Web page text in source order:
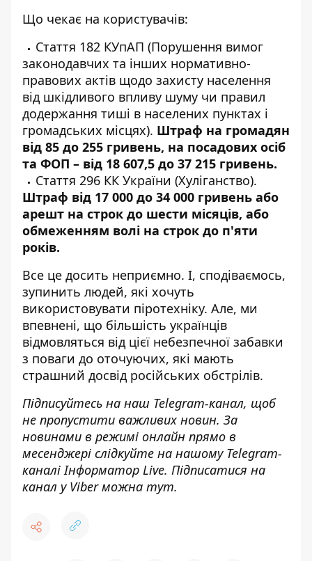
Що чекає на користувачів:
Стаття 182 КУпАП (Порушення вимог
законодавчих та інших нормативно-
правових актів щодо захисту населення
від шкідливого впливу шуму чи правил
додержання тиші в населених пунктах і
громадських місцях). Штраф на громадян
від 85 до 255 гривень, на посадових осіб
та ФОП – від 18 607,5 до 37 215 гривень.
Стаття 296 КК України (Хуліганство).
Штраф від 17 000 до 34 000 гривень або
арешт на строк до шести місяців, або
обмеженням волі на строк до п'яти
років.
Все це досить неприємно. І, сподіваємось,
зупинить людей, які хочуть
використовувати піротехніку. Але, ми
впевнені, що більшість українців
відмовляться від цієї небезпечної забавки
з поваги до оточуючих, які мають
страшний досвід російських обстрілів.
Підписуйтесь на наш Telegram-канал, щоб
не пропустити важливих новин. За
новинами в режимі онлайн прямо в
месенджері слідкуйте на нашому Telegram-
каналіІнформатор Live. Підписатися на
канал у Viber можна тут.